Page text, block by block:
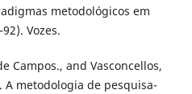
metodológicos em
Vozes.
Campos., and Vasconcellos,
A metodologia de pesquisa-